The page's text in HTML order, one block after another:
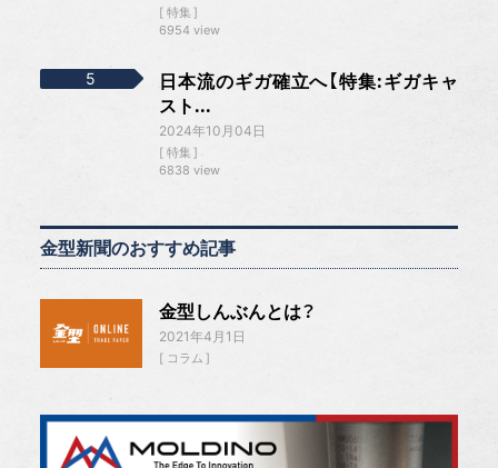
特集
6954 view
日本流のギガ確立へ【特集:ギガキャ
スト...
2024年10月04日
特集
6838 view
金型新聞のおすすめ記事
金型しんぶんとは？
2021年4月1日
コラム